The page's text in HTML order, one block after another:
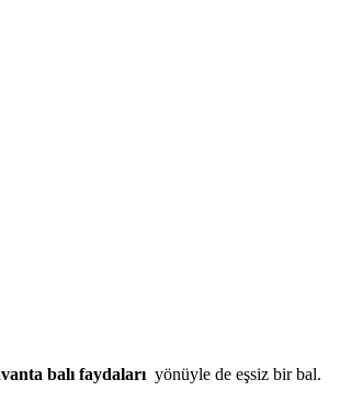
balı faydaları yönüyle de eşsiz bir bal.